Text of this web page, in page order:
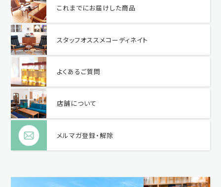
これまでにお届けした商品
スタッフオススメコーディネイト
よくあるご質問
店舗について
メルマガ登録・解除